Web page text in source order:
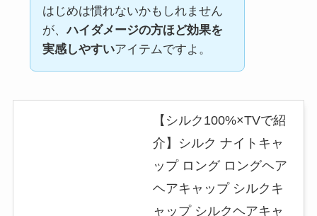
はじめは慣れないかもしれません
が、ハイダメージの方ほど効果を
実感しやすいアイテムですよ。
【シルク100%×TVで紹
介】シルク ナイトキャ
ップ ロング ロングヘア
ヘアキャップ シルクキ
ャップ シルクヘアキャ